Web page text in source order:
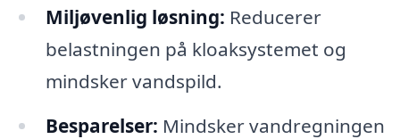
Miljøvenlig løsning: Reducerer
belastningen på kloaksystemet og
mindsker vandspild.
Besparelser: Mindsker vandregningen